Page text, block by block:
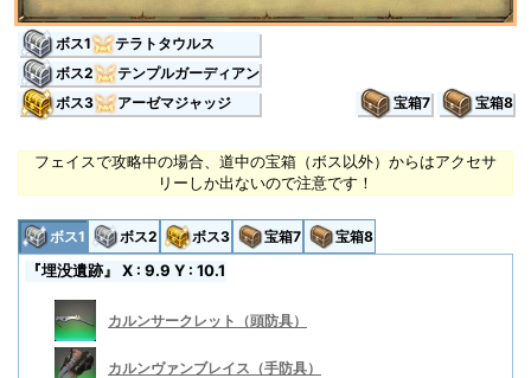
ボス1
テラトタウルス
ボス2
テンプルガーディアン
ボス3
アーゼマジャッジ 宝箱7 宝箱8
フェイスで攻略中の場合、道中の宝箱（ボス以外）からはアクセサ
リーしか出ないので注意です！
ボス1
『埋没遺跡』 X : 9.9 Y : 10.1
カルンサークレット（頭防具）
カルンヴァンブレイス（手防具）
ボス2 ボス3 宝箱7 宝箱8